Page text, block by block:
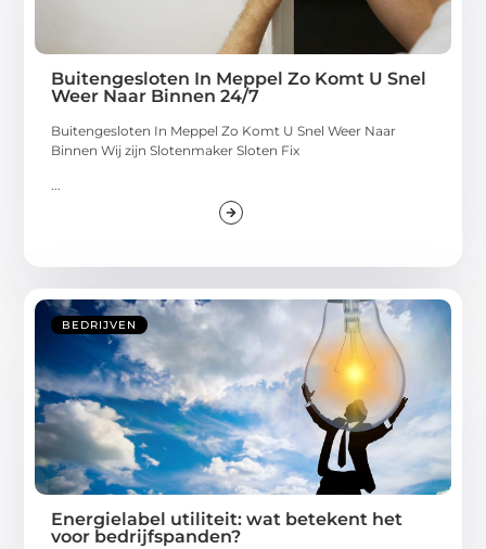
Buitengesloten In Meppel Zo Komt U Snel
Weer Naar Binnen 24/7
Buitengesloten In Meppel Zo Komt U Snel Weer Naar
Binnen Wij zijn Slotenmaker Sloten Fix
...
BEDRIJVEN
Energielabel utiliteit: wat betekent het
voor bedrijfspanden?